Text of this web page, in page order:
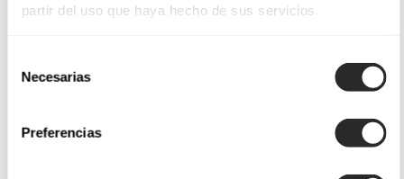
partir del uso que haya hecho de sus servicios.
Necesarias
Preferencias